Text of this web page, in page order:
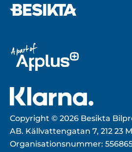
Copyright © 2026 Besikta
AB. Källvattengatan 7, 212 23
Organisationsnummer: